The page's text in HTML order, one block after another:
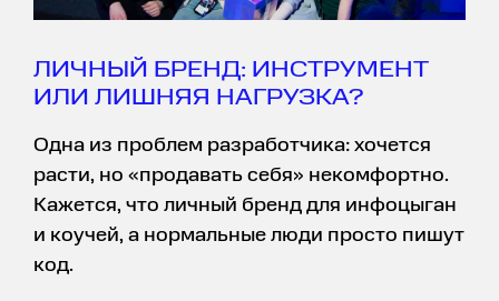
ЛИЧНЫЙ БРЕНД: ИНСТРУМЕНТ
ИЛИ ЛИШНЯЯ НАГРУЗКА?
Одна из проблем разработчика: хочется
расти, но «продавать себя» некомфортно.
Кажется, что личный бренд для инфоцыган
и коучей, а нормальные люди просто пишут
код.